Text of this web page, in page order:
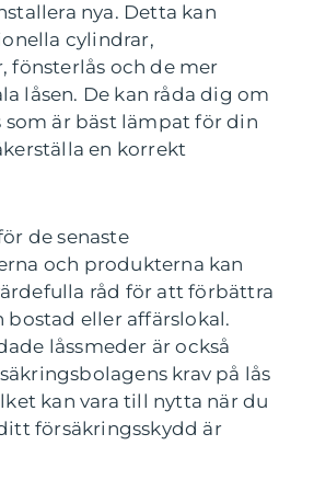
nya. Detta kan
cylindrar,
fönsterlås och de mer
låsen. De kan råda dig om
som är bäst lämpat för din
en korrekt
de senaste
och produkterna kan
råd för att förbättra
bostad eller affärslokal.
låssmeder är också
krav på lås
kan vara till nytta när du
försäkringsskydd är